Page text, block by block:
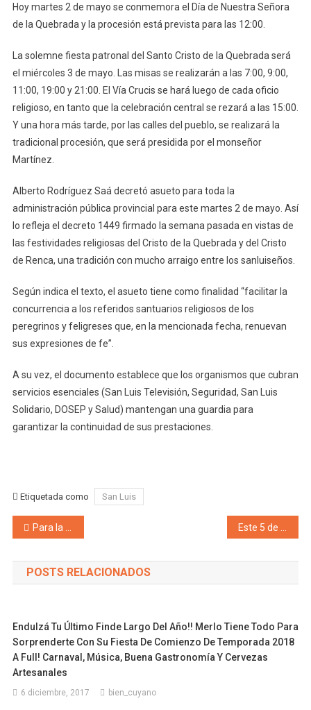
Hoy martes 2 de mayo se conmemora el Día de Nuestra Señora
de la Quebrada y la procesión está prevista para las 12:00.
La solemne fiesta patronal del Santo Cristo de la Quebrada será
el miércoles 3 de mayo. Las misas se realizarán a las 7:00, 9:00,
11:00, 19:00 y 21:00. El Vía Crucis se hará luego de cada oficio
religioso, en tanto que la celebración central se rezará a las 15:00.
Y una hora más tarde, por las calles del pueblo, se realizará la
tradicional procesión, que será presidida por el monseñor
Martínez.
Alberto Rodríguez Saá decretó asueto para toda la
administración pública provincial para este martes 2 de mayo. Así
lo refleja el decreto 1449 firmado la semana pasada en vistas de
las festividades religiosas del Cristo de la Quebrada y del Cristo
de Renca, una tradición con mucho arraigo entre los sanluiseños.
Según indica el texto, el asueto tiene como finalidad “facilitar la
concurrencia a los referidos santuarios religiosos de los
peregrinos y feligreses que, en la mencionada fecha, renuevan
sus expresiones de fe”.
A su vez, el documento establece que los organismos que cubran
servicios esenciales (San Luis Televisión, Seguridad, San Luis
Solidario, DOSEP y Salud) mantengan una guardia para
garantizar la continuidad de sus prestaciones.
Etiquetada como San Luis
Navegación de entradas
Para la izquierda el discurso de Cornejo fue aburrido y para el olvido: «no habló de desempleo y de las necesidades del pueblo trabajador»
POSTS RELACIONADOS
Endulzá Tu Último Finde Largo Del Año!! Merlo Tiene Todo Para
Sorprenderte Con Su Fiesta De Comienzo De Temporada 2018
A Full! Carnaval, Música, Buena Gastronomía Y Cervezas
Artesanales
6 diciembre, 2017 bien_cuyano